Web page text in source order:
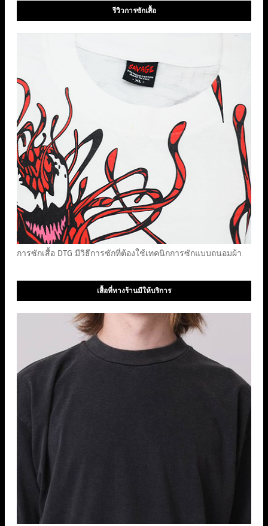
รีวิวการซักเสื้อ
การซักเสื้อ DTG มีวิธีการซักที่ต้องใช้เทคนิกการซักแบบถนอมผ้า
เสื้อที่ทางร้านมีให้บริการ